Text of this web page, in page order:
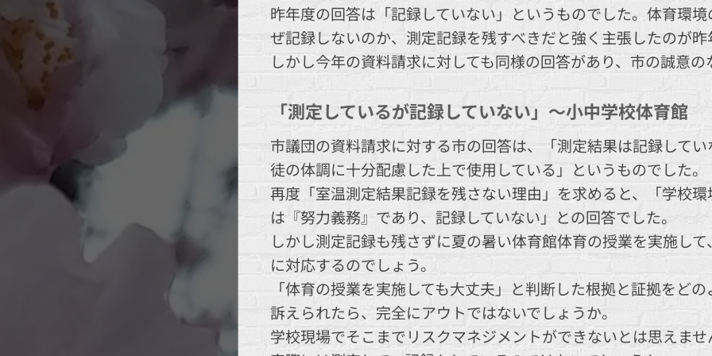
昨年度の回答は「記録していない」というものでした。体育環
ぜ記録しないのか、測定記録を残すべきだと強く主張したのが
しかし今年の資料請求に対しても同様の回答があり、市の誠意
「測定しているが記録していない」～小中学校体育館
市議団の資料請求に対する市の回答は、「測定結果は記録して
徒の体調に十分配慮した上で使用している」というものでした。
再度「室温測定結果記録を残さない理由」を求めると、「学校
は『努力義務』であり、記録していない」との回答でした。
しかし測定記録も残さずに夏の暑い体育館体育の授業を実施し
に対応するのでしょう。
「体育の授業を実施しても大丈夫」と判断した根拠と証拠をど
訴えられたら、完全にアウトではないでしょうか。
学校現場でそこまでリスクマネジメントができないとは思えませ